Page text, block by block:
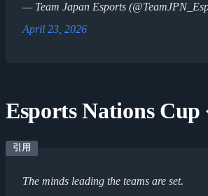
— Team Japan Esports
April 23, 2026
Esports Nations
The minds leading the teams are set.